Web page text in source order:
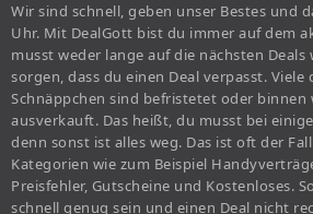
Wir sind schnell, geben unser Bestes und
Uhr. Mit DealGott bist du immer auf dem
musst weder lange auf die nächsten Deals
sorgen, dass du einen Deal verpasst.
Schnäppchen sind befristetet oder binnen
ausverkauft. Das heißt, du musst bei
denn sonst ist alles weg. Das ist oft der
Kategorien wie zum Beispiel
Preisfehler, Gutscheine und Kostenloses.
schnell genug sein und einen Deal nicht